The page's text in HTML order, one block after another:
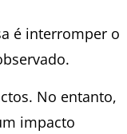
é interromper o
No entanto,
impacto